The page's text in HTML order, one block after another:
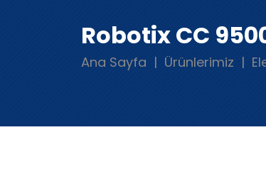
Robotix CC
Ana Sayfa Ürünlerimiz